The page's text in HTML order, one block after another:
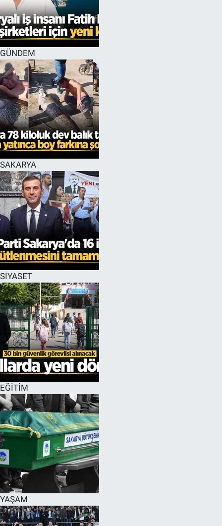
GÜNDEM
SAKARYA
SİYASET
EĞİTİM
YAŞAM
EĞİTİM
ÖZEL HABER
HALK54 PANORAMA